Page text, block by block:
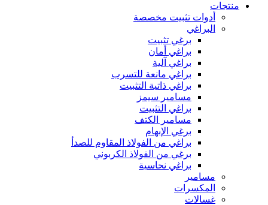
منتجات
أدوات تثبيت مخصصة
البراغي
برغي تثبيت
براغي أمان
براغي آلية
براغي مانعة للتسرب
براغي ذاتية التثبيت
مسامير سيمز
براغي التثبيت
مسامير الكتف
برغي الإبهام
براغي من الفولاذ المقاوم للصدأ
برغي من الفولاذ الكربوني
براغي نحاسية
مسامير
المكسرات
غسالات